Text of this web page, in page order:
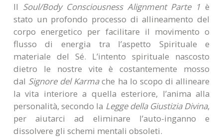
Il Soul/Body Consciousness Alignment Parte 1è
stato un profondo processo di allineamento del
corpo energetico per facilitare il movimento o
flusso di energia tra l’aspetto Spirituale e
materiale del Sé. L’intento spirituale nascosto
dietro le nostre vite è costantemente mosso
dal Signore del Karmache ha lo scopo di allineare
la vita interiore a quella esteriore, l’anima alla
personalità, secondo la Legge della Giustizia Divina,
per aiutarci ad eliminare l’auto-inganno e
dissolvere gli schemi mentali obsoleti.